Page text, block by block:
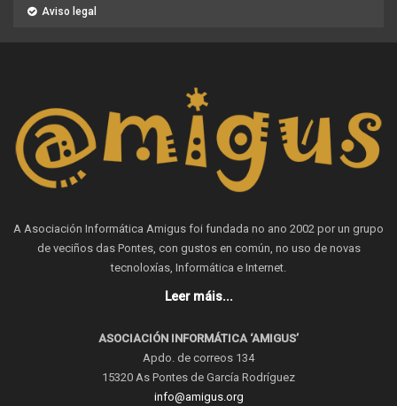
Aviso legal
A Asociación Informática Amigus foi fundada no ano 2002 por un grupo
de veciños das Pontes, con gustos en común, no uso de novas
tecnoloxías, Informática e Internet.
Leer máis...
ASOCIACIÓN INFORMÁTICA ‘AMIGUS’
Apdo. de correos 134
15320 As Pontes de García Rodríguez
info@amigus.org